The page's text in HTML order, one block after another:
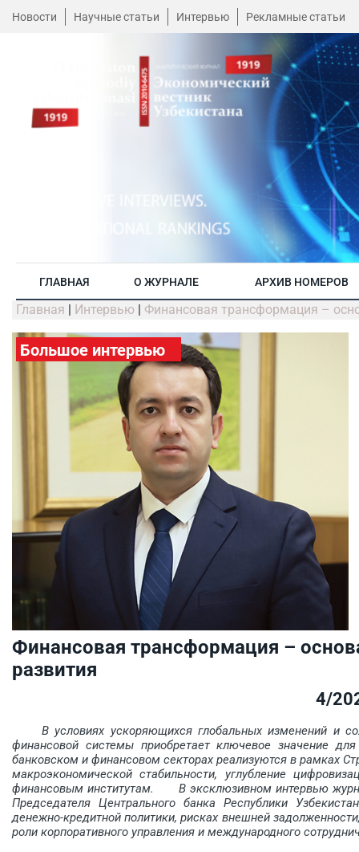
Новости Научные статьи Интервью Рекламные статьи
ГЛАВНАЯ О ЖУРНАЛЕ АРХИВ НОМЕРОВ
Главная | Интервью | Финансовая трансформация –
Большое интервью
Финансовая трансформация –
развития
4/
В условиях ускоряющихся глобальных изменений и
финансовой системы приобретает ключевое значение
банковском и финансовом секторах реализуются в рамках
макроэкономической стабильности, углубление
финансовым инс­титутам.
В эксклюзивном интервью
Председателя Центрального банка Республики
денежно-кредитной политики, рисках внешней
роли корпоративного управления и международного